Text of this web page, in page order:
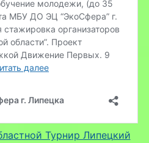
Турнир Липецкий